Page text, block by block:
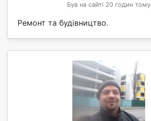
Був на сайті 20 годин тому
Ремонт та будівництво.